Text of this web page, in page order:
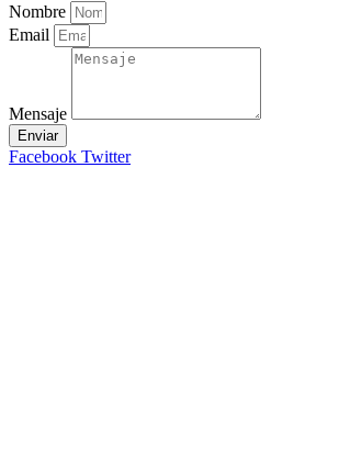
Nombre
Email
Mensaje
Enviar
Facebook Twitter